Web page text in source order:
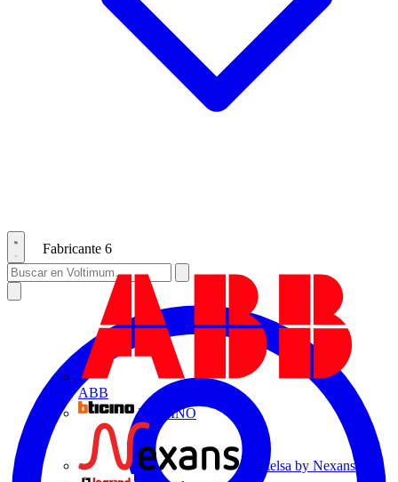
Fabricante 6
ABB
BTICINO
Centelsa by Nexans